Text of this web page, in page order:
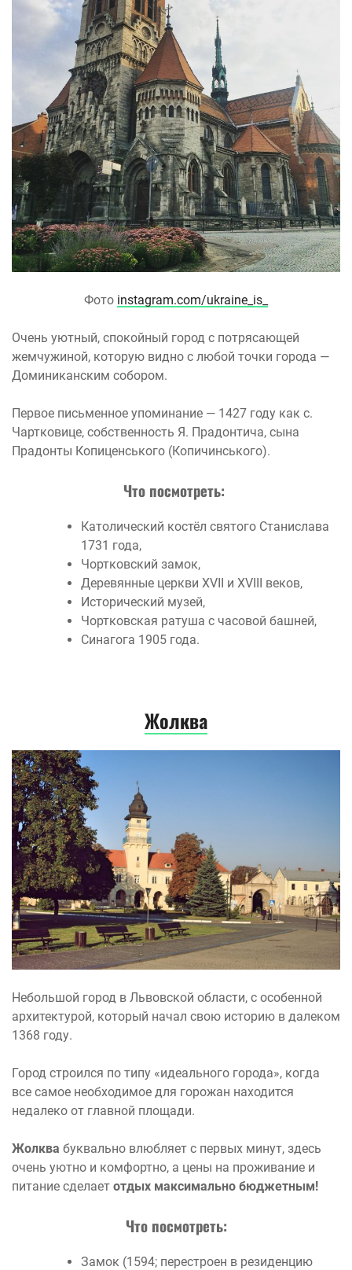
Фото instagram.com/ukraine_is_
Очень уютный, спокойный город с потрясающей
жемчужиной, которую видно с любой точки города —
Доминиканским собором.
Первое письменное упоминание — 1427 году как с.
Чартковице, собственность Я. Прадонтича, сына
Прадонты Копиценського (Копичинського).
Что посмотреть:
Католический костёл святого Станислава
1731 года,
Чортковский замок,
Деревянные церкви XVII и XVIII веков,
Исторический музей,
Чортковская ратуша с часовой башней,
Синагога 1905 года.
Жолква
Небольшой город в Львовской области, с особенной
архитектурой, который начал свою историю в далеком
1368 году.
Город строился по типу «идеального города», когда
все самое необходимое для горожан находится
недалеко от главной площади.
Жолква буквально влюбляет с первых минут, здесь
очень уютно и комфортно, а цены на проживание и
питание сделает отдых максимально бюджетным!
Что посмотреть:
Замок (1594; перестроен в резиденцию